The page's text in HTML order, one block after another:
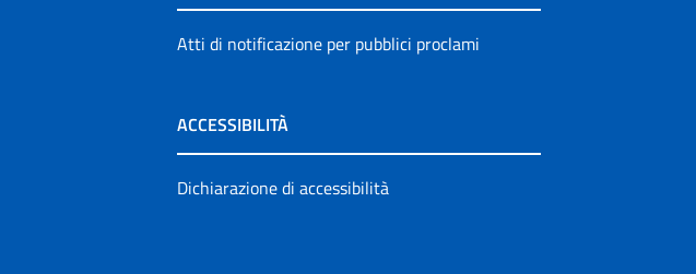
Atti di notificazione per pubblici proclami
ACCESSIBILITÀ
Dichiarazione di accessibilità